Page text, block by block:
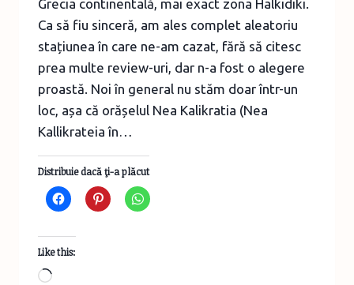
Grecia continentală, mai exact zona Halkidiki.
Ca să fiu sinceră, am ales complet aleatoriu
stațiunea în care ne-am cazat, fără să citesc
prea multe review-uri, dar n-a fost o alegere
proastă. Noi în general nu stăm doar într-un
loc, așa că orășelul Nea Kalikratia (Nea
Kallikrateia în…
Distribuie dacă ţi-a plăcut
Like this:
Loading…